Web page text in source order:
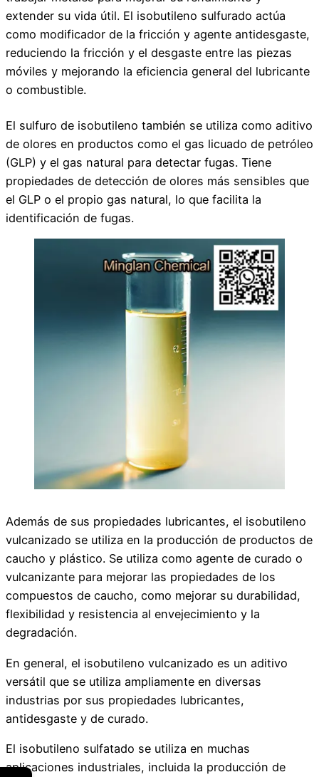
extender su vida útil. El isobutileno sulfurado actúa
como modificador de la fricción y agente antidesgaste,
reduciendo la fricción y el desgaste entre las piezas
móviles y mejorando la eficiencia general del lubricante
o combustible.
El sulfuro de isobutileno también se utiliza como aditivo
de olores en productos como el gas licuado de petróleo
(GLP) y el gas natural para detectar fugas. Tiene
propiedades de detección de olores más sensibles que
el GLP o el propio gas natural, lo que facilita la
identificación de fugas.
Además de sus propiedades lubricantes, el isobutileno
vulcanizado se utiliza en la producción de productos de
caucho y plástico. Se utiliza como agente de curado o
vulcanizante para mejorar las propiedades de los
compuestos de caucho, como mejorar su durabilidad,
flexibilidad y resistencia al envejecimiento y la
degradación.
En general, el isobutileno vulcanizado es un aditivo
versátil que se utiliza ampliamente en diversas
industrias por sus propiedades lubricantes,
antidesgaste y de curado.
El isobutileno sulfatado se utiliza en muchas
aplicaciones industriales, incluida la producción de